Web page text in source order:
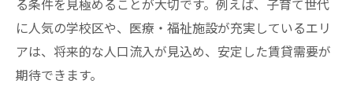
に人気の学校区や、医療・福祉施設が充実しているエリ
アは、将来的な人口流入が見込め、安定した賃貸需要が
期待できます。